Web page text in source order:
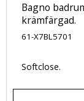
Bagno
krämfärgad.
61-X7BL5701
Softclose.